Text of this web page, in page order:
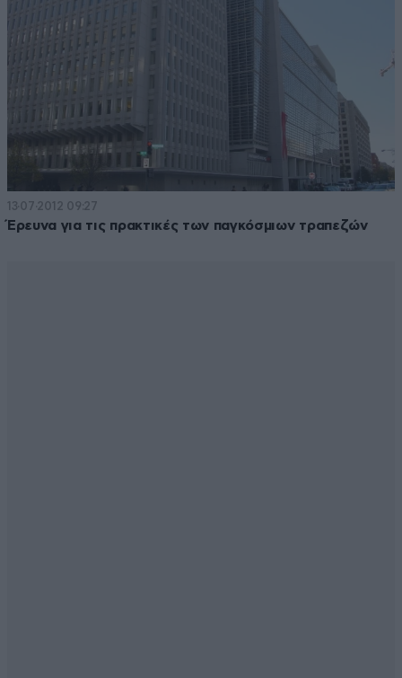
13·07·2012 09:27
Έρευνα για τις πρακτικές των παγκόσμιων τραπεζών